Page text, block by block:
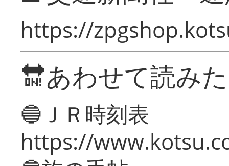
https://
🔛あわせて読み
🔵ＪＲ時刻表
https://